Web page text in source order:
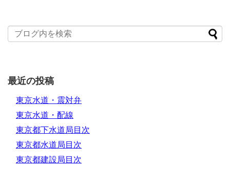
最近の投稿
東京水道・震対弁
東京水道・配線
東京都下水道局目次
東京都水道局目次
東京都建設局目次